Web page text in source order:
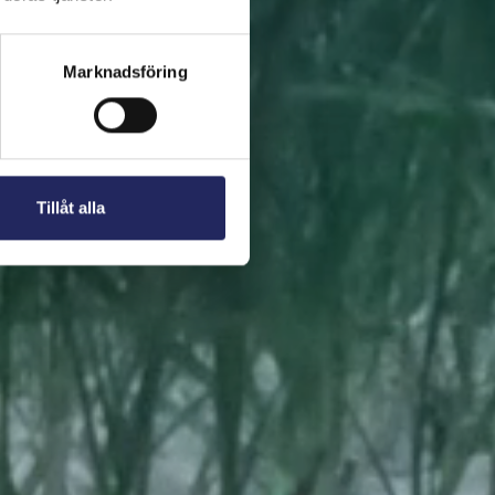
Marknadsföring
Tillåt alla
present. En bit av